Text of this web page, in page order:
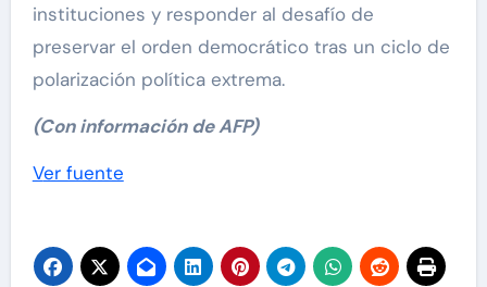
instituciones y responder al desafío de
preservar el orden democrático tras un ciclo de
polarización política extrema.
(Con información de AFP)
Ver fuente